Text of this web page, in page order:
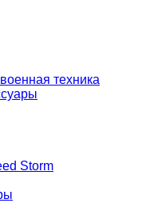
техника
Storm